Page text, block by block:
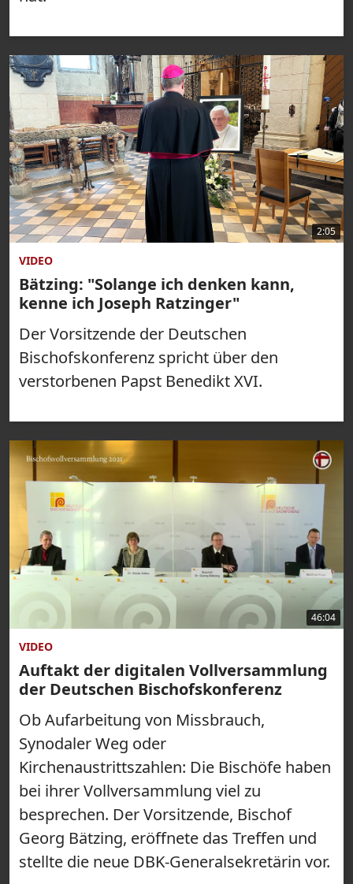
2:05
VIDEO
Bätzing: "Solange ich denken kann,
kenne ich Joseph Ratzinger"
Der Vorsitzende der Deutschen
Bischofskonferenz spricht über den
verstorbenen Papst Benedikt XVI.
46:04
VIDEO
Auftakt der digitalen Vollversammlung
der Deutschen Bischofskonferenz
Ob Aufarbeitung von Missbrauch,
Synodaler Weg oder
Kirchenaustrittszahlen: Die Bischöfe haben
bei ihrer Vollversammlung viel zu
besprechen. Der Vorsitzende, Bischof
Georg Bätzing, eröffnete das Treffen und
stellte die neue DBK-Generalsekretärin vor.